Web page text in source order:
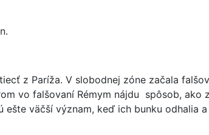
z Paríža. V slobodnej zóne začala
vo falšovaní Rémym nájdu spôsob,
väčší význam, keď ich bunku odhalia a